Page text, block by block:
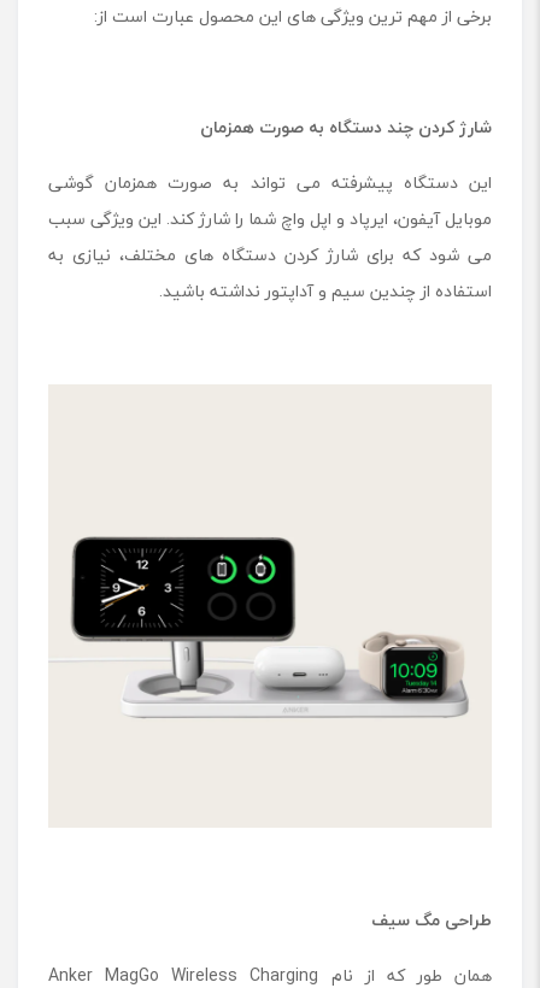
برخی از مهم ترین ویژگی های این محصول عبارت است از:
شارژ کردن چند دستگاه به صورت همزمان
این دستگاه پیشرفته می تواند به صورت همزمان گوشی
موبایل آیفون، ایرپاد و اپل واچ شما را شارژ کند. این ویژگی سبب
می شود که برای شارژ کردن دستگاه های مختلف، نیازی به
استفاده از چندین سیم و آداپتور نداشته باشید.
طراحی مگ سیف
همان طور که از نام Anker MagGo Wireless Charging